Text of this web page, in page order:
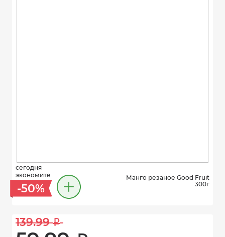
сегодня
экономите
-50%
Манго резаное Good Fruit
300г
139.99 i